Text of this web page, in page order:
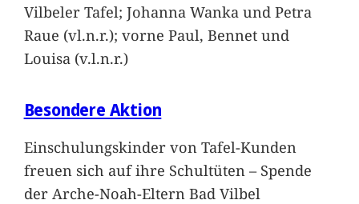
Vilbeler Tafel; Johanna Wanka und Petra
Raue (vl.n.r.); vorne Paul, Bennet und
Louisa (v.l.n.r.)
Besondere Aktion
Einschulungskinder von Tafel-Kunden
freuen sich auf ihre Schultüten – Spende
der Arche-Noah-Eltern Bad Vilbel